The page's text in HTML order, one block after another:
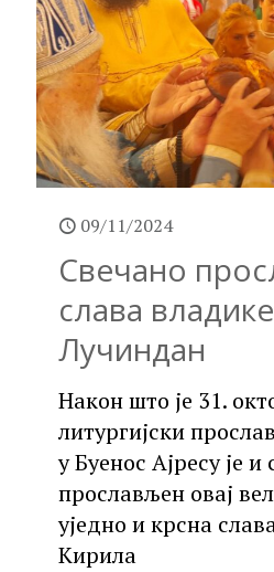
09/11/2024
Свечано
слава
Лучиндан
Након што је 31.
литургијски
у Буенос Ајресу је и
прослављен овај
уједно и крсна
Кирила